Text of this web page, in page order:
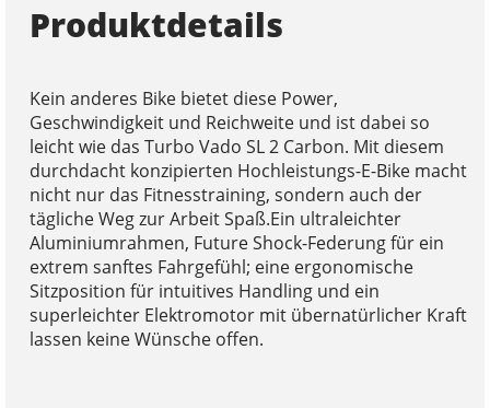
Produktdetails
Kein anderes Bike bietet diese Power,
Geschwindigkeit und Reichweite und ist dabei so
leicht wie das Turbo Vado SL 2 Carbon. Mit diesem
durchdacht konzipierten Hochleistungs-E-Bike macht
nicht nur das Fitnesstraining, sondern auch der
tägliche Weg zur Arbeit Spaß.Ein ultraleichter
Aluminiumrahmen, Future Shock-Federung für ein
extrem sanftes Fahrgefühl; eine ergonomische
Sitzposition für intuitives Handling und ein
superleichter Elektromotor mit übernatürlicher Kraft
lassen keine Wünsche offen.